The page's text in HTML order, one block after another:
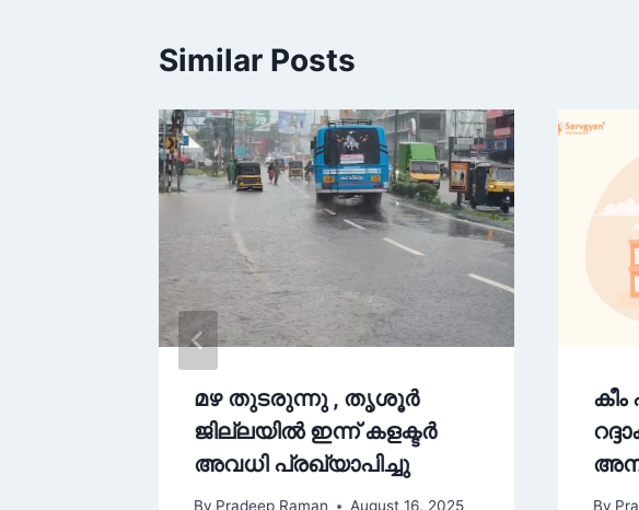
Similar Posts
മഴ തുടരുന്നു , തൃശൂർ
ജില്ലയിൽ ഇന്ന് കളക്ടർ
അവധി പ്രഖ്യാപിച്ചു
By Pradeep Raman August 16, 2025 By